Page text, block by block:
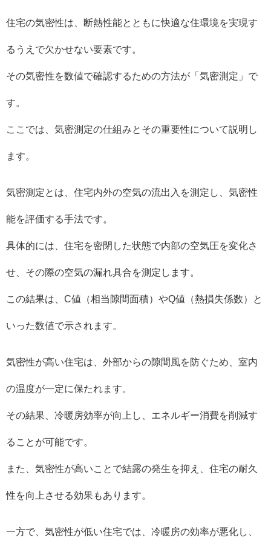
住宅の気密性は、断熱性能とともに快適な住環境を実現す
るうえで欠かせない要素です。
その気密性を数値で確認するための方法が「気密測定」で
す。
ここでは、気密測定の仕組みとその重要性について説明し
ます。
気密測定とは、住宅内外の空気の流出入を測定し、気密性
能を評価する手法です。
具体的には、住宅を密閉した状態で内部の空気圧を変化さ
せ、その際の空気の漏れ具合を測定します。
この結果は、C値（相当隙間面積）やQ値（熱損失係数）と
いった数値で示されます。
気密性が高い住宅は、外部からの隙間風を防ぐため、室内
の温度が一定に保たれます。
その結果、冷暖房効率が向上し、エネルギー消費を削減す
ることが可能です。
また、気密性が高いことで結露の発生を抑え、住宅の耐久
性を向上させる効果もあります。
一方で、気密性が低い住宅では、冷暖房の効率が悪化し、